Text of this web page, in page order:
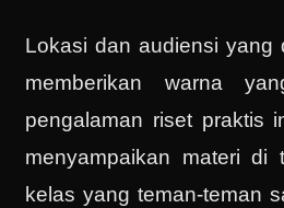
Lokasi dan audiensi yang
memberikan warna
pengalaman riset praktis
menyampaikan materi di
kelas yang teman-teman